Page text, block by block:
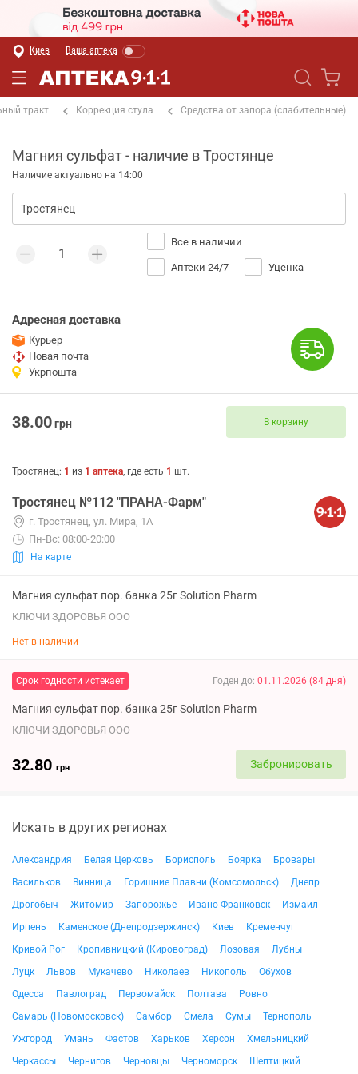
Киев Ваша аптека
тракт Коррекция стула Средства от запора (слабительные)
Магния сульфат - наличие в Тростянце
Наличие актуально на 14:00
Все в наличии
Аптеки 24/7 Уценка
Адресная доставка
Курьер
Новая почта
Укрпошта
38.00грн В корзину
Тростянец: 1 из 1 аптека, где есть 1 шт.
Тростянец №112 "ПРАНА-Фарм"
г. Тростянец, ул. Мира, 1А
Пн-Вс: 08:00-20:00
На карте
Магния сульфат пор. банка 25г Solution Pharm
КЛЮЧИ ЗДОРОВЬЯ ООО
Нет в наличии
Срок годности истекает Годен до: 01.11.2026 (84 дня)
Магния сульфат пор. банка 25г Solution Pharm
КЛЮЧИ ЗДОРОВЬЯ ООО
32.80 грн Забронировать
Искать в других регионах
Александрия Белая Церковь Борисполь Боярка
Бровары
Васильков
Винница Горишние Плавни (Комсомольск)
Днепр
Дрогобыч
Житомир Запорожье Ивано-Франковск
Измаил
Ирпень
Каменское (Днепродзержинск) Киев
Кременчуг
Кривой Рог
Кропивницкий (Кировоград) Лозовая
Лубны
Луцк
Львов Мукачево Николаев Никополь
Обухов
Одесса
Павлоград Первомайск Полтава
Ровно
Самарь (Новомосковск)
Самбор Смела Сумы
Тернополь
Ужгород
Умань Фастов Харьков Херсон
Хмельницкий
Черкассы
Чернигов Черновцы Черноморск Шептицкий